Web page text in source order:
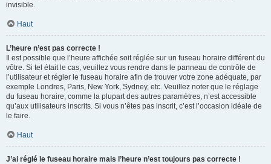
invisible.
Haut
L’heure n’est pas correcte !
Il est possible que l’heure affichée soit réglée sur un fuseau horaire différent du
vôtre. Si tel était le cas, veuillez vous rendre dans le panneau de contrôle de
l’utilisateur et régler le fuseau horaire afin de trouver votre zone adéquate, par
exemple Londres, Paris, New York, Sydney, etc. Veuillez noter que le réglage
du fuseau horaire, comme la plupart des autres paramètres, n’est accessible
qu’aux utilisateurs inscrits. Si vous n’êtes pas inscrit, c’est l’occasion idéale de
le faire.
Haut
J’ai réglé le fuseau horaire mais l’heure n’est toujours pas correcte !